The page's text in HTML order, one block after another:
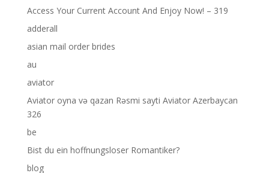
Access Your Current Account And Enjoy Now! – 319
adderall
asian mail order brides
au
aviator
Aviator oyna və qazan Rəsmi sayti Aviator Azerbaycan
326
be
Bist du ein hoffnungsloser Romantiker?
blog